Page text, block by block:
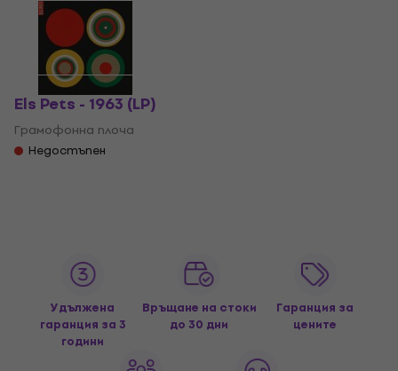
Els Pets - 1963 (LP)
Грамофонна плоча
Недостъпен
Удължена
гаранция за 3
години
Връщане на стоки
до 30 дни
Гаранция за
цените